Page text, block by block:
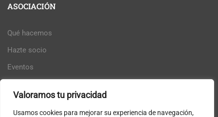
Valoramos tu privacidad
Usamos cookies para mejorar su experiencia de navegación,
ASOCIACIÓN
Qué hacemos
Hazte socio
Eventos